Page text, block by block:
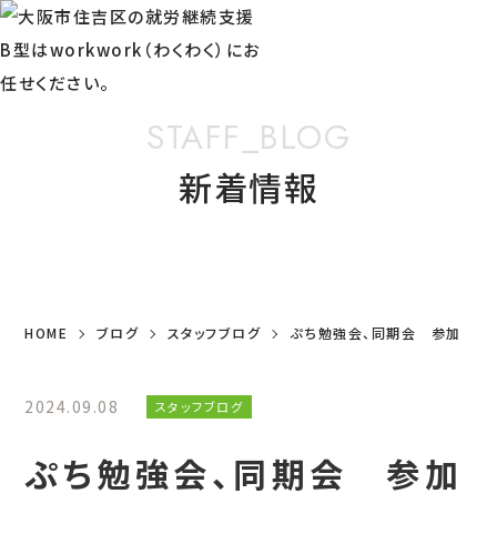
STAFF_BLOG
新着情報
HOME ブログ スタッフブログ ぷち勉強会、同期会 参加
2024.09.08 スタッフブログ
ぷち勉強会、同期会 参加